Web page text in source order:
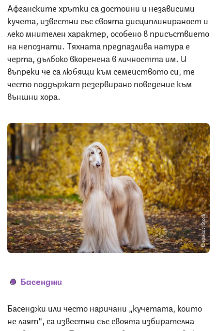
Афганските хрътки са достойни и независими
кучета, известни със своята дисциплинираност и
леко мнителен характер, особено в присъствието
на непознати. Тяхната предпазлива натура е
черта, дълбоко вкоренена в личността им. И
въпреки че са любящи към семейството си, те
често поддържат резервирано поведение към
външни хора.
Снимка: iStock
Басенджи
Басенджи или често наричани „кучетата, които
не лаят“, са известни със своята избирателна